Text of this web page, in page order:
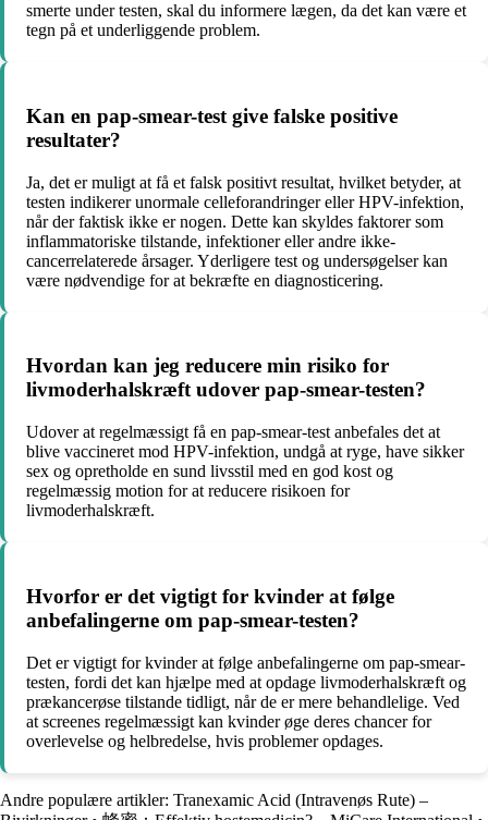
smerte under testen, skal du informere lægen, da det kan være et
tegn på et underliggende problem.
Kan en pap-smear-test give falske positive
resultater?
Ja, det er muligt at få et falsk positivt resultat, hvilket betyder, at
testen indikerer unormale celleforandringer eller HPV-infektion,
når der faktisk ikke er nogen. Dette kan skyldes faktorer som
inflammatoriske tilstande, infektioner eller andre ikke-
cancerrelaterede årsager. Yderligere test og undersøgelser kan
være nødvendige for at bekræfte en diagnosticering.
Hvordan kan jeg reducere min risiko for
livmoderhalskræft udover pap-smear-testen?
Udover at regelmæssigt få en pap-smear-test anbefales det at
blive vaccineret mod HPV-infektion, undgå at ryge, have sikker
sex og opretholde en sund livsstil med en god kost og
regelmæssig motion for at reducere risikoen for
livmoderhalskræft.
Hvorfor er det vigtigt for kvinder at følge
anbefalingerne om pap-smear-testen?
Det er vigtigt for kvinder at følge anbefalingerne om pap-smear-
testen, fordi det kan hjælpe med at opdage livmoderhalskræft og
prækancerøse tilstande tidligt, når de er mere behandlelige. Ved
at screenes regelmæssigt kan kvinder øge deres chancer for
overlevelse og helbredelse, hvis problemer opdages.
Andre populære artikler: Tranexamic Acid (Intravenøs Rute) –